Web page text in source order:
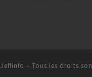
Jeffinfo – Tous les droits